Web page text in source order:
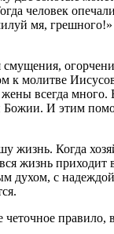
человек
мя,
смущения,
к молитве
всегда много.
И этим
Когда
жизнь
духом, с